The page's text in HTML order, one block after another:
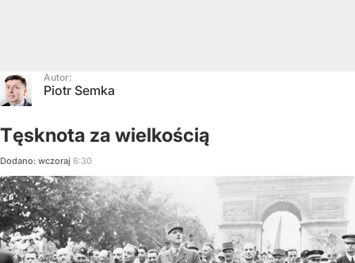
Autor:
Piotr Semka
Tęsknota za wielkością
Dodano: wczoraj 6:30